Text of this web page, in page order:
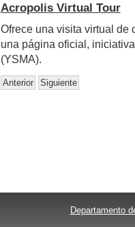
Acropolis Virtual Tour
Ofrece una visita virtual de
una página oficial,
(YSMA).
Anterior Siguiente
Departamento